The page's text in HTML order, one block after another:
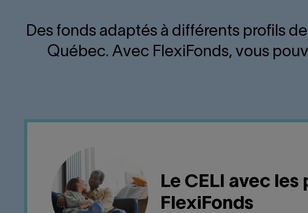
Des fonds adaptés à différents profils
Québec. Avec FlexiFonds, vous
Le CELI avec
FlexiFonds